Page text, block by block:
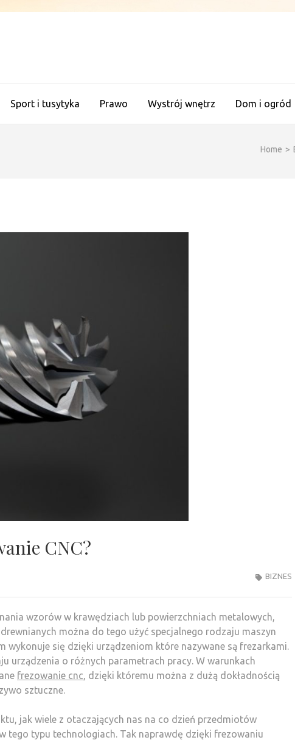
Sport i tusytyka Prawo Wystrój wnętrz Dom i ogród
Home >
CNC?
BIZNES
wzorów w krawędziach lub powierzchniach metalowych,
można do tego użyć specjalnego rodzaju maszyn
wykonuje się dzięki urządzeniom które nazywane są frezarkami.
urządzenia o różnych parametrach pracy. W warunkach
frezowanie cnc, dzięki któremu można z dużą dokładnością
sztuczne.
jak wiele z otaczających nas na co dzień przedmiotów
tego typu technologiach. Tak naprawdę dzięki frezowaniu